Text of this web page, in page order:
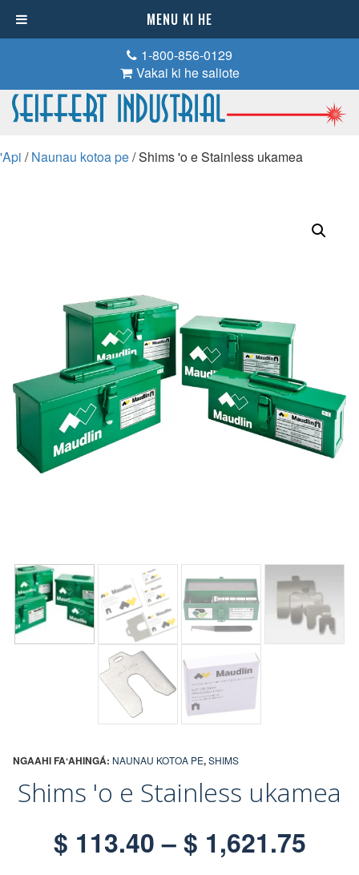
1-800-856-0129
Vakai ki he saliote
'Api /Naunau kotoa pe/ Shims 'o e Stainless ukamea
NGAAHI FAʻAHINGÁ: NAUNAU KOTOA PE,SHIMS
Shims 'o e Stainless ukamea
$ 113.40 – $ 1,621.75t
MENU KI HE